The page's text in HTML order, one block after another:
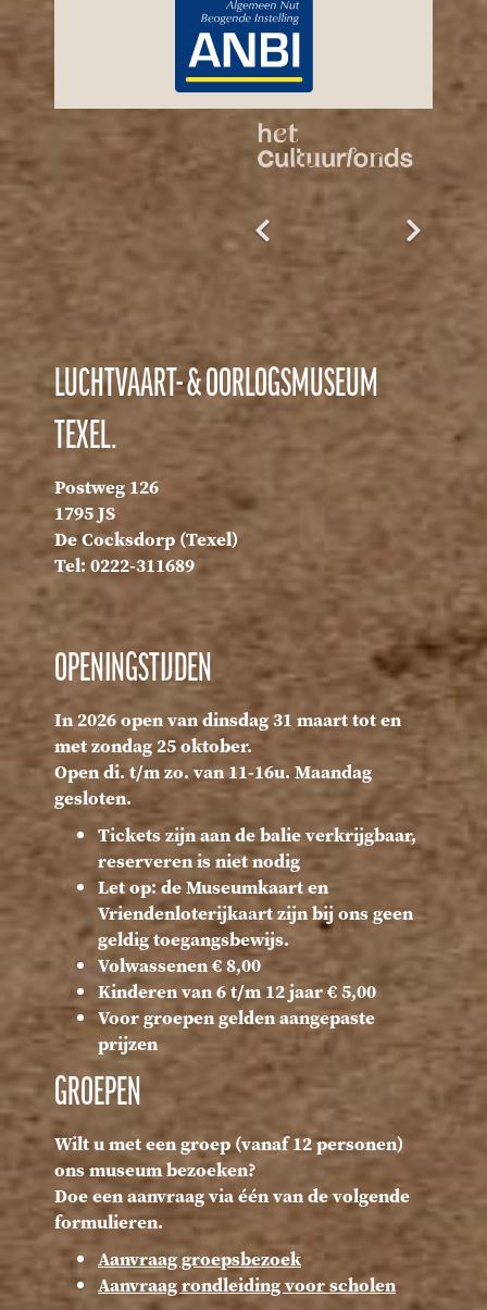
LUCHTVAART- & OORLOGSMUSEUM
TEXEL.
Postweg 126
1795 JS
De Cocksdorp (Texel)
Tel: 0222-311689
OPENINGSTIJDEN
In 2026 open van dinsdag 31 maart tot en
met zondag 25 oktober.
Open di. t/m zo. van 11-16u. Maandag
gesloten.
Tickets zijn aan de balie verkrijgbaar,
reserveren is niet nodig
Let op: de Museumkaart en
Vriendenloterijkaart zijn bij ons geen
geldig toegangsbewijs.
Volwassenen € 8,00
Kinderen van 6 t/m 12 jaar € 5,00
Voor groepen gelden aangepaste
prijzen
GROEPEN
Wilt u met een groep (vanaf 12 personen)
ons museum bezoeken?
Doe een aanvraag via één van de volgende
formulieren.
Aanvraag groepsbezoek
Aanvraag rondleiding voor scholen